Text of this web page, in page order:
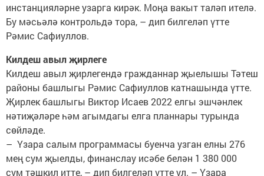
инстанцияләрне узарга кирәк. Моңа вакыт таләп ителә.
Бу мәсьә­лә контрольдә тора, – дип билгеләп үтте
Рәмис ­Сафиуллов.
Килдеш авыл җирлеге
Килдеш авыл җирле­гендә гражданнар җыелы­шы Тәтеш
районы башлыгы Рәмис Сафиуллов катнашында үтте.
Җирлек башлыгы Виктор Исаев 2022 елгы эш­чәнлек
нәтиҗәләре һәм агымдагы елга планнары турында
сөйләде.
– Үзара салым программасы буенча узган елны 276
мең сум җыелды, финанс­лау исәбе белән 1 380 000
сум тәшкил итте, – дип билгеләп үтте ул. – Үзара